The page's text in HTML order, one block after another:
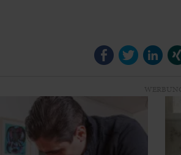
FacebookTwitter